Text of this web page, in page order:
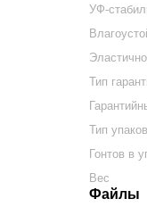
УФ-
Тип
Тип
Гонтов в
Вес
Файлы